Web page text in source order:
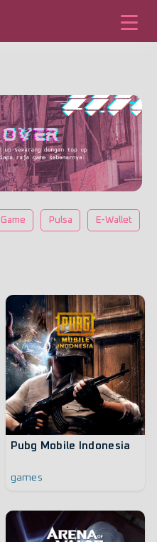
Game Pulsa E-Wallet
Pubg Mobile Indonesia
games